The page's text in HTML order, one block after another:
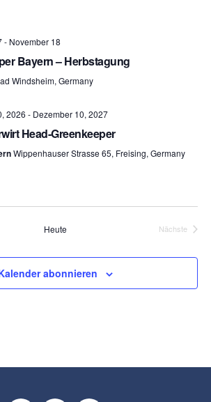
- November 18
Bayern – Herbstagung
Windsheim, Germany
2026 - Dezember 10, 2027
Head-Greenkeeper
Wippenhauser Strasse 65, Freising, Germany
Heute
Nächste
abonnieren